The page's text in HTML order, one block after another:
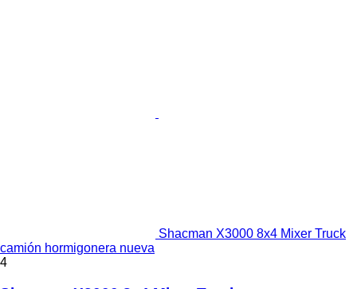
Shacman X3000 8x4 Mixer Truck
camión hormigonera nueva
4